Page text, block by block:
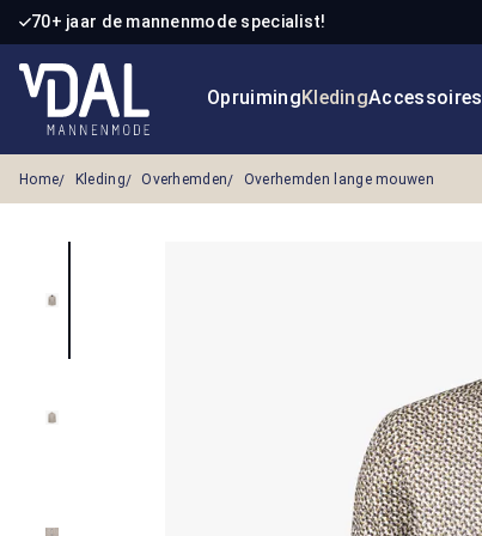
de hoofdinhoud
Ga naar de zoekopdracht
Ga naar de hoofdnavigatie
70+ jaar de mannenmode specialist!
OpruimingKledingAccessoires
Home Kleding Overhemden Overhemden lange mouwen